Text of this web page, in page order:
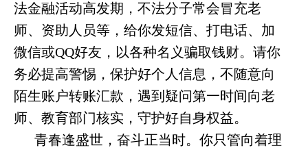
法金融活动高发期，不法分子常会冒充老
师、资助人员等，给你发短信、打电话、加
微信或QQ好友，以各种名义骗取钱财。请你
务必提高警惕，保护好个人信息，不随意向
陌生账户转账汇款，遇到疑问第一时间向老
师、教育部门核实，守护好自身权益。
青春逢盛世，奋斗正当时。你只管向着理